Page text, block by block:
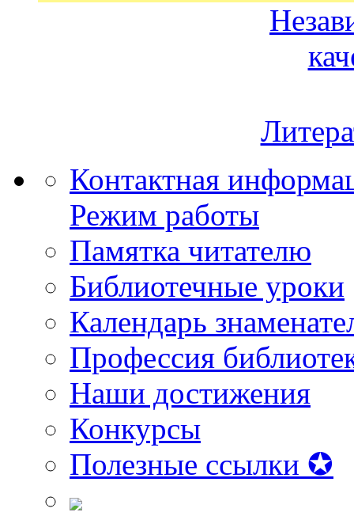
Контактная
Режим работы
Памятка читателю
Библиотечные уроки
Календарь
Профессия
Наши достижения
Конкурсы
Полезные ссылки ✪